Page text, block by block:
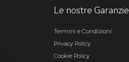
Le nostre Garanzie
Termini e Condizioni
Privacy Policy
Cookie Policy